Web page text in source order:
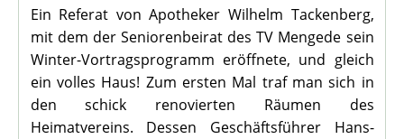
Ein Referat von Apotheker Wilhelm Tackenberg,
mit dem der Seniorenbeirat des TV Mengede sein
Winter-Vortragsprogramm eröffnete, und gleich
ein volles Haus! Zum ersten Mal traf man sich in
den schick renovierten Räumen des
Heimatvereins. Dessen Geschäftsführer Hans-